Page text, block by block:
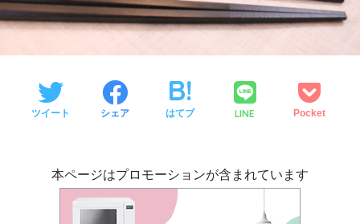
ツイート シェア はてブ LINE Pocket
本ページはプロモーションが含まれています